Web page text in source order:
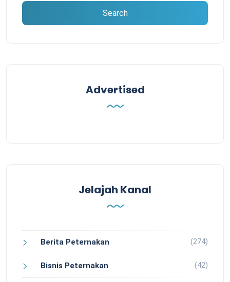
Advertised
Jelajah Kanal
Berita Peternakan (274)
Bisnis Peternakan (42)